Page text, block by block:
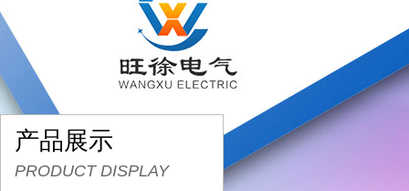
产品展示
PRODUCT DISPLAY